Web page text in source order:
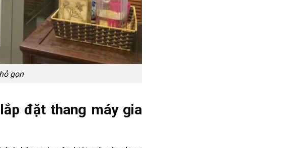
gọn
đặt thang máy gia